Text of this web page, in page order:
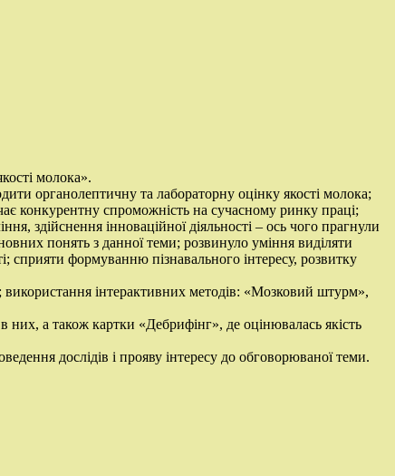
молока».
органолептичну та лабораторну оцінку якості молока;
конкурентну спроможність на сучасному ринку праці;
здійснення інноваційної діяльності – ось чого прагнули
понять з данної теми; розвинуло уміння виділяти
сприяти формуванню пізнавального інтересу, розвитку
інтерактивних методів: «Мозковий штурм»,
них, а також картки «Дебрифінг», де оцінювалась якість
дослідів і прояву інтересу до обговорюваної теми.